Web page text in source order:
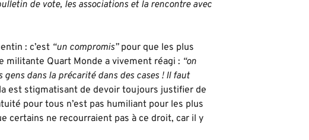
de vote, les associations et la rencontre avec
: c’est “un compromis”pour que les plus
militante Quart Monde a vivement réagi : “on
dans la précarité dans des cases ! Il faut
est stigmatisant de devoir toujours justifier de
pour tous n’est pas humiliant pour les plus
certains ne recourraient pas à ce droit, car il y